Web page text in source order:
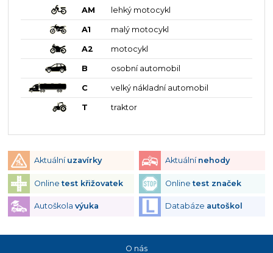
AM lehký motocykl
A1 malý motocykl
A2 motocykl
B osobní automobil
C velký nákladní automobil
T traktor
Aktuální uzavírky Aktuální nehody
Onlinetest křižovatek Onlinetest značek
Autoškola výuka Databáze autoškol
O nás